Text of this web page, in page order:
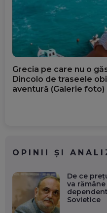
Grecia pe care nu o
Dincolo de traseele
aventură (Galerie foto)
OPINII ȘI
De ce
va
Sovietice